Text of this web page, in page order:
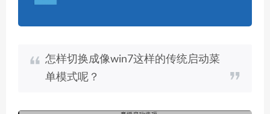
怎样切换成像win7这样的传统启动菜
单模式呢？